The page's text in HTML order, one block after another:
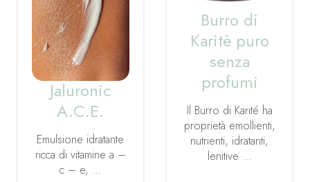
Jaluronic
A.C.E.
Emulsione idratante
ricca di vitamine a –
c – e, …
Burro di
Karitè puro
senza
profumi
Il Burro di Karité ha
proprietà emollienti,
nutrienti, idratanti,
lenitive …